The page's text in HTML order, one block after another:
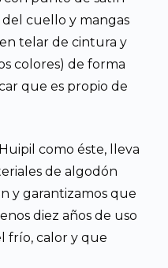
cuello y mangas
telar de cintura y
colores) de forma
que es propio de
como éste, lleva
de algodón
y garantizamos que
diez años de uso
frío, calor y que